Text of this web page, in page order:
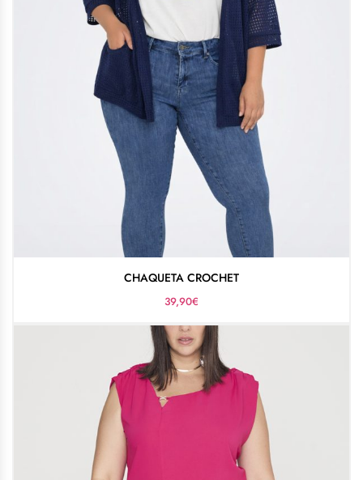
CHAQUETA CROCHET
39,90€